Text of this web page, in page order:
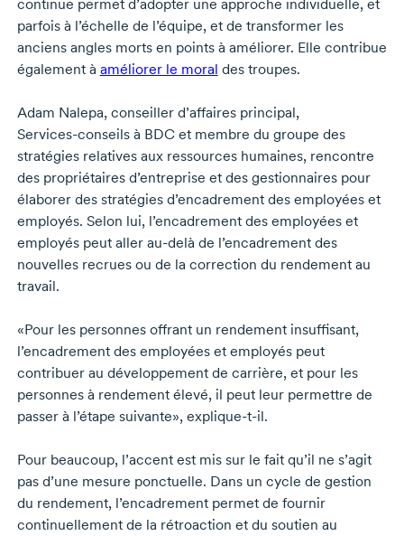
continue permet d’adopter une approche individuelle, et
parfois à l’échelle de l’équipe, et de transformer les
anciens angles morts en points à améliorer. Elle contribue
également à améliorer le moral des troupes.
Adam Nalepa,conseiller d’affaires principal,
Services-conseilsà BDC et membre du groupe des
stratégies relatives aux ressources humaines, rencontre
des propriétaires d’entreprise et des gestionnaires pour
élaborer des stratégies d’encadrement des employées et
employés. Selon lui, l’encadrement des employées et
employés peut aller au-delà de l’encadrement des
nouvelles recrues ou de la correction du rendement au
travail.
«Pour les personnes offrant un rendement insuffisant,
l’encadrement des employées et employés peut
contribuer au développement de carrière, et pour les
personnes à rendement élevé, il peut leur permettre de
passer à l’étape suivante», explique-t-il.
Pour beaucoup, l’accent est mis sur le fait qu’il ne s’agit
pas d’une mesure ponctuelle. Dans un cycle de gestion
du rendement, l’encadrement permet de fournir
continuellement de la rétroaction et du soutien au